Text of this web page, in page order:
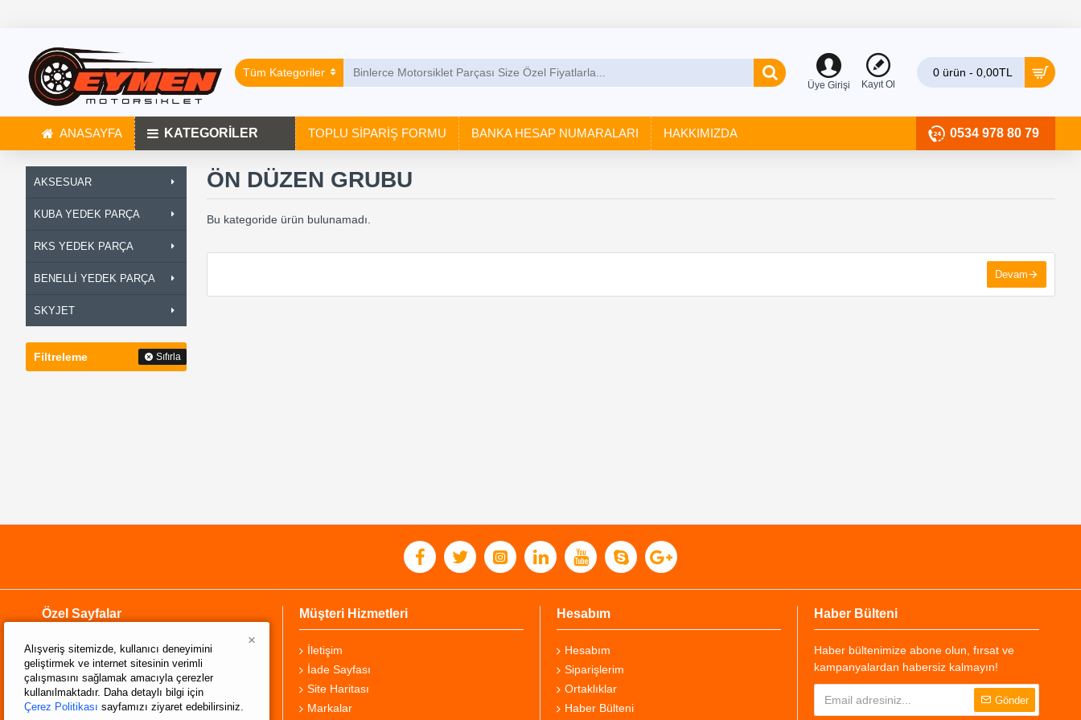
Tüm Kategoriler
Üye Girişi Kayıt Ol
0 ürün - 0,00TL
ANASAYFA KATEGORİLER TOPLU SİPARİŞ FORMU BANKA HESAP NUMARALARI HAKKIMIZDA 0534 978 80 79
AKSESUAR
KUBA YEDEK PARÇA
RKS YEDEK PARÇA
BENELLİ YEDEK PARÇA
SKYJET
Filtreleme Sıfırla
ÖN DÜZEN GRUBU
Bu kategoride ürün bulunamadı.
Devam
Özel Sayfalar
Hakkımızda
Teslimat Bilgisi
Gizlilik Sözleşmesi
Şartlar ve Koşullar
Müşteri Hizmetleri
İletişim
İade Sayfası
Site Haritası
Markalar
Hesabım
Hesabım
Siparişlerim
Ortaklıklar
Haber Bülteni
Haber Bülteni
Haber bültenimize abone olun, fırsat ve
kampanyalardan habersiz kalmayın!
Gönder
Alışveriş sitemizde, kullanıcı deneyimini
geliştirmek ve internet sitesinin verimli
çalışmasını sağlamak amacıyla çerezler
kullanılmaktadır. Daha detaylı bilgi için
Çerez Politikası sayfamızı ziyaret edebilirsiniz.
×